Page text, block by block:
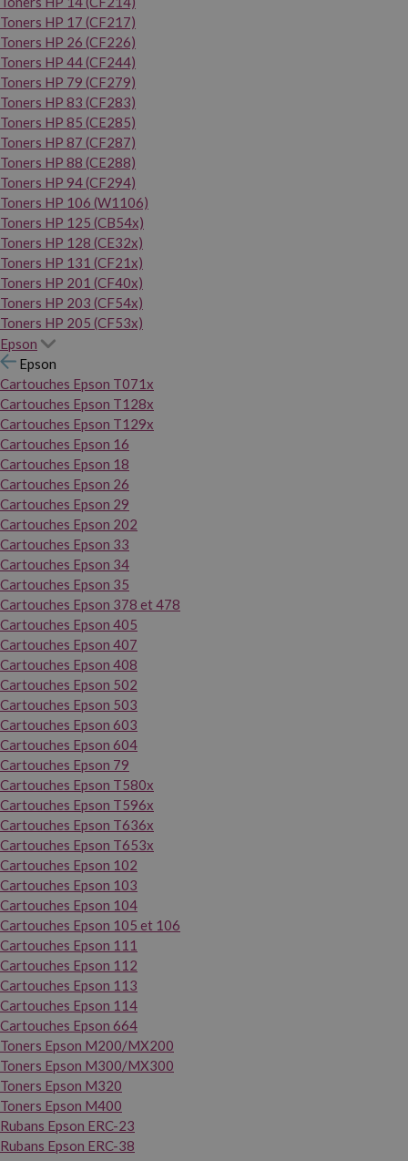
Toners HP 17 (CF217)
Toners HP 26 (CF226)
Toners HP 44 (CF244)
Toners HP 79 (CF279)
Toners HP 83 (CF283)
Toners HP 85 (CE285)
Toners HP 87 (CF287)
Toners HP 88 (CE288)
Toners HP 94 (CF294)
Toners HP 106 (W1106)
Toners HP 125 (CB54x)
Toners HP 128 (CE32x)
Toners HP 131 (CF21x)
Toners HP 201 (CF40x)
Toners HP 203 (CF54x)
Toners HP 205 (CF53x)
Epson
Epson
Cartouches Epson T071x
Cartouches Epson T128x
Cartouches Epson T129x
Cartouches Epson 16
Cartouches Epson 18
Cartouches Epson 26
Cartouches Epson 29
Cartouches Epson 202
Cartouches Epson 33
Cartouches Epson 34
Cartouches Epson 35
Cartouches Epson 378 et 478
Cartouches Epson 405
Cartouches Epson 407
Cartouches Epson 408
Cartouches Epson 502
Cartouches Epson 503
Cartouches Epson 603
Cartouches Epson 604
Cartouches Epson 79
Cartouches Epson T580x
Cartouches Epson T596x
Cartouches Epson T636x
Cartouches Epson T653x
Cartouches Epson 102
Cartouches Epson 103
Cartouches Epson 104
Cartouches Epson 105 et 106
Cartouches Epson 111
Cartouches Epson 112
Cartouches Epson 113
Cartouches Epson 114
Cartouches Epson 664
Toners Epson M200/MX200
Toners Epson M300/MX300
Toners Epson M320
Toners Epson M400
Rubans Epson ERC-23
Rubans Epson ERC-38